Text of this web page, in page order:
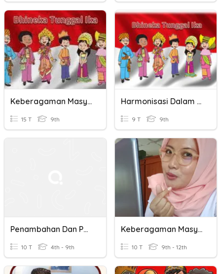
Keberagaman Masyarakat Dalam Bingkai Bhinneka Tunggal Ika
15 T 9th
Harmonisasi Dalam Bingkai Bhineka Tunggal Ika
9 T 9th
Penambahan Dan Penolakan
10 T 4th - 9th
Keberagaman Masyarakat Dalam Bingkai Bhinneka Tunggal Ika
10 T 9th - 12th